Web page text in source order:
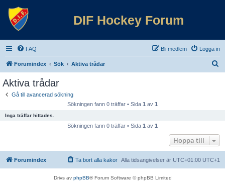
DIF Hockey Forum
FAQ Logga in
Bli medlem
Forumindex Sök Aktiva trådar
Aktiva trådar
Gå till avancerad sökning
Sökningen fann 0 träffar • Sida 1 av 1
Inga träffar hittades.
Sökningen fann 0 träffar • Sida 1 av 1
Hoppa till
Forumindex Alla tidsangivelser är UTC+01:00 UTC+1
Ta bort alla kakor
Drivs av phpBB® Forum Software © phpBB Limited